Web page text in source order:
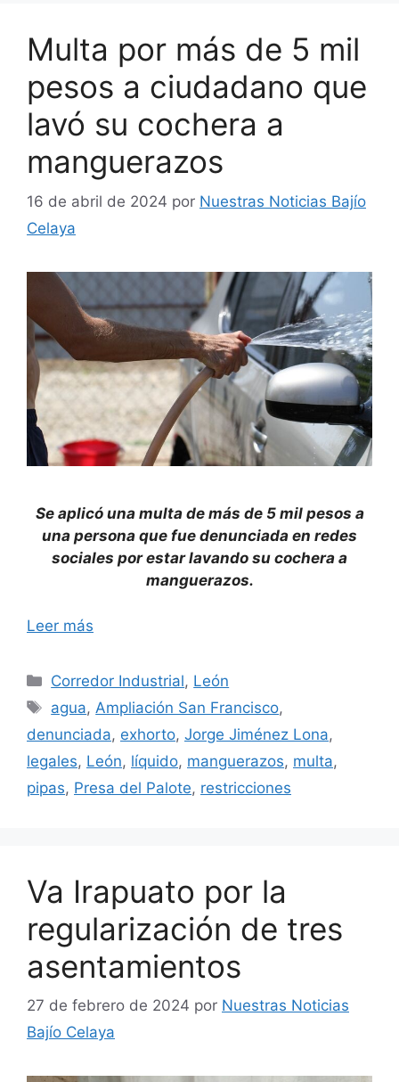
Multa por más de 5 mil
pesos a ciudadano que
lavó su cochera a
manguerazos
16 de abril de 2024 por Nuestras Noticias Bajío
Celaya
Se aplicó una multa de más de 5 mil pesos a
una persona que fue denunciada en redes
sociales por estar lavando su cochera a
manguerazos.
Leer más
Categorías
Corredor Industrial, León
Etiquetas
agua, Ampliación San Francisco,
denunciada, exhorto, Jorge Jiménez Lona,
legales, León, líquido, manguerazos, multa,
pipas, Presa del Palote, restricciones
Va Irapuato por la
regularización de tres
asentamientos
27 de febrero de 2024 por Nuestras Noticias
Bajío Celaya